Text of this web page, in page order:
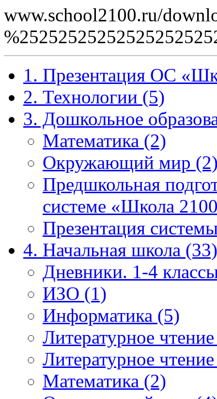
www.school2100.ru/
1. Презентация ОС
2. Технологии (5)
3. Дошкольное
Математика (2)
Окружающий мир
Предшкольная
системе «Школа
Презентация
4. Начальная школа (33)
Дневники. 1-4
ИЗО (1)
Информатика (5)
Литературное
Литературное
Математика (2)